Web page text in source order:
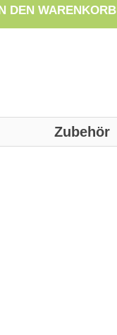
DEN WARENKORB
Zubehör